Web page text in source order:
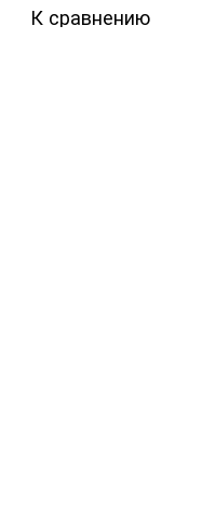
К сравнению